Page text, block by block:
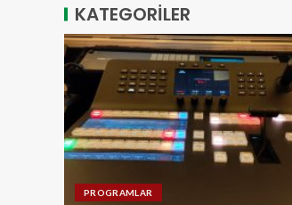
KATEGORİLER
PROGRAMLAR